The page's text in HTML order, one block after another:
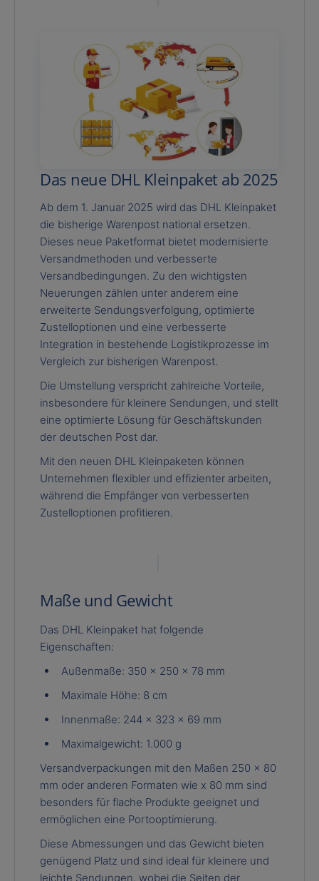
Das neue DHL Kleinpaket ab 2025
Ab dem 1. Januar 2025 wird das DHL Kleinpaket
die bisherige Warenpost national ersetzen.
Dieses neue Paketformat bietet modernisierte
Versandmethoden und verbesserte
Versandbedingungen. Zu den wichtigsten
Neuerungen zählen unter anderem eine
erweiterte Sendungsverfolgung, optimierte
Zustelloptionen und eine verbesserte
Integration in bestehende Logistikprozesse im
Vergleich zur bisherigen Warenpost.
Die Umstellung verspricht zahlreiche Vorteile,
insbesondere für kleinere Sendungen, und stellt
eine optimierte Lösung für Geschäftskunden
der deutschen Post dar.
Mit den neuen DHL Kleinpaketen können
Unternehmen flexibler und effizienter arbeiten,
während die Empfänger von verbesserten
Zustelloptionen profitieren.
Maße und Gewicht
Das DHL Kleinpaket hat folgende
Eigenschaften:
Außenmaße: 350 × 250 × 78 mm
Maximale Höhe: 8 cm
Innenmaße: 244 × 323 × 69 mm
Maximalgewicht: 1.000 g
Versandverpackungen mit den Maßen 250 x 80
mm oder anderen Formaten wie x 80 mm sind
besonders für flache Produkte geeignet und
ermöglichen eine Portooptimierung.
Diese Abmessungen und das Gewicht bieten
genügend Platz und sind ideal für kleinere und
leichte Sendungen, wobei die Seiten der